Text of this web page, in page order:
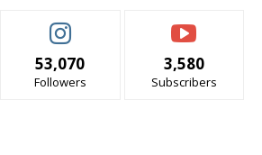
53,070
Followers
3,580
Subscribers